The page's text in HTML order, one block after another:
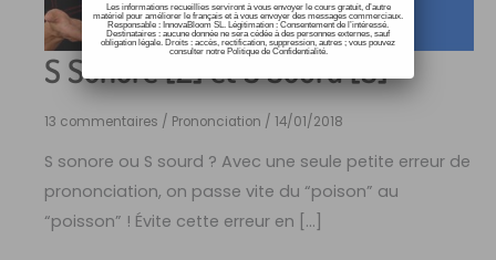
S Sonore [Z] et S Sourd [S]
13 commentaires / Prononciation / 14/01/2018
S sonore ou S sourd ? Avec une seule petite erreur de
prononciation, on passe vite du “poison” au
“poisson” ! Évite cette erreur en […]
Les informations recueillies serviront à vous envoyer le cours gratuit, d’autre
matériel pour améliorer le français et à vous envoyer des messages commerciaux.
Responsable : InnovaBloom SL. Légitimation : Consentement de l’intéressé.
Destinataires : aucune donnée ne sera cédée à des personnes externes, sauf
obligation légale. Droits : accès, rectification, suppression, autres ; vous pouvez
consulter notre Politique de Confidentialité.